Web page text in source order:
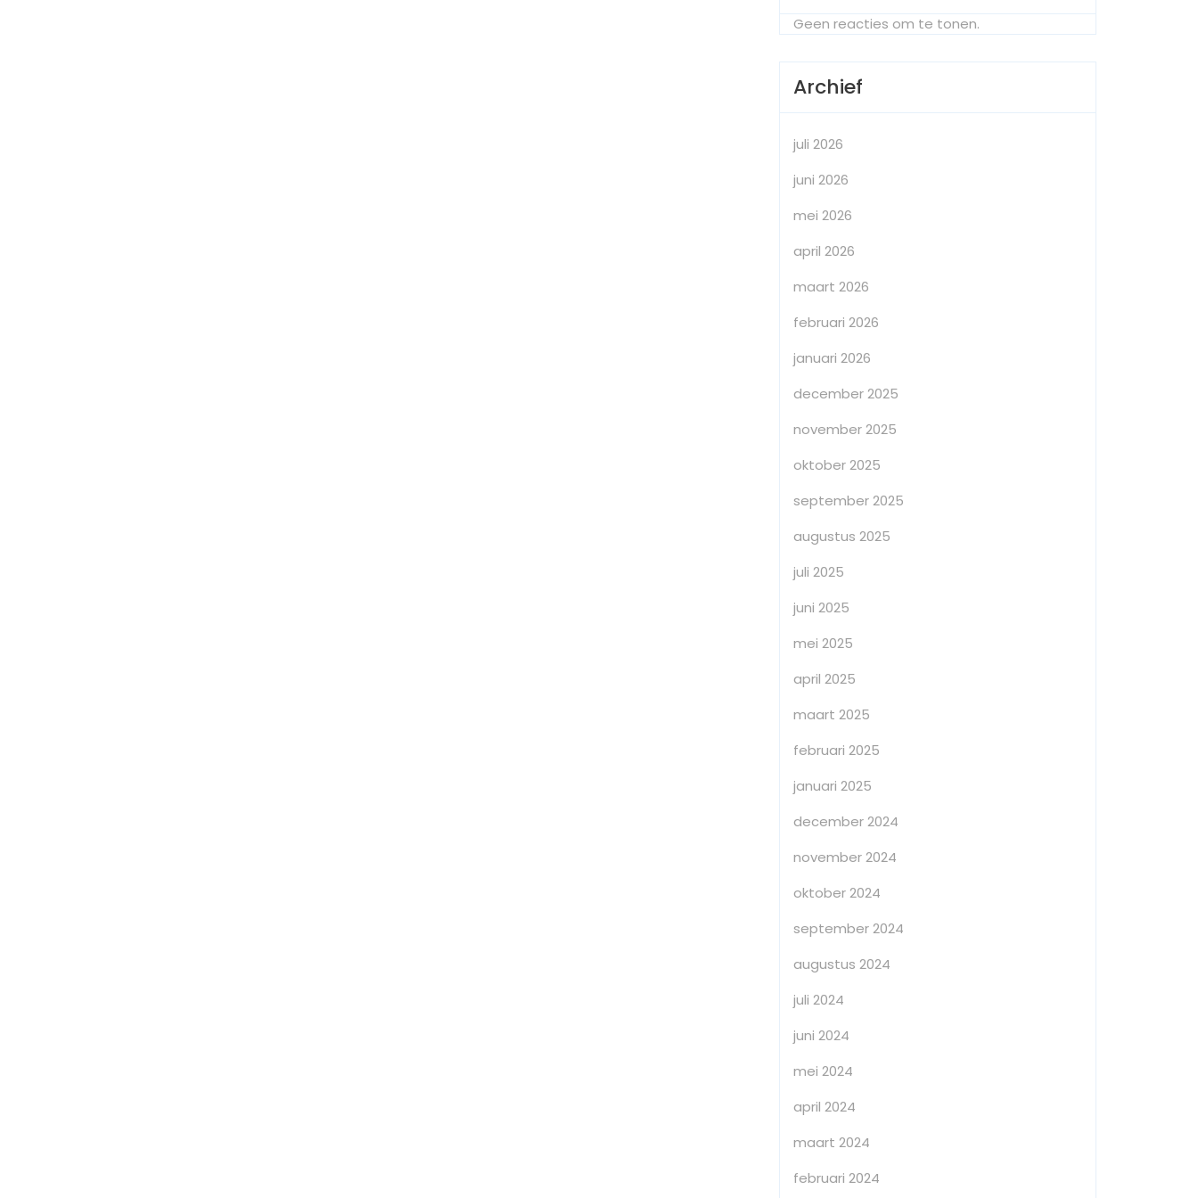
Geen reacties om te tonen.
Archief
juli 2026
juni 2026
mei 2026
april 2026
maart 2026
februari 2026
januari 2026
december 2025
november 2025
oktober 2025
september 2025
augustus 2025
juli 2025
juni 2025
mei 2025
april 2025
maart 2025
februari 2025
januari 2025
december 2024
november 2024
oktober 2024
september 2024
augustus 2024
juli 2024
juni 2024
mei 2024
april 2024
maart 2024
februari 2024